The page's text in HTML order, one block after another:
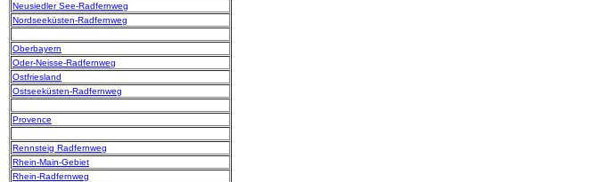
Neusiedler See-Radfernweg
Nordseeküsten-Radfernweg
Oberbayern
Oder-Neisse-Radfernweg
Ostfriesland
Ostseeküsten-Radfernweg
Provence
Rennsteig Radfernweg
Rhein-Main-Gebiet
Rhein-Radfernweg